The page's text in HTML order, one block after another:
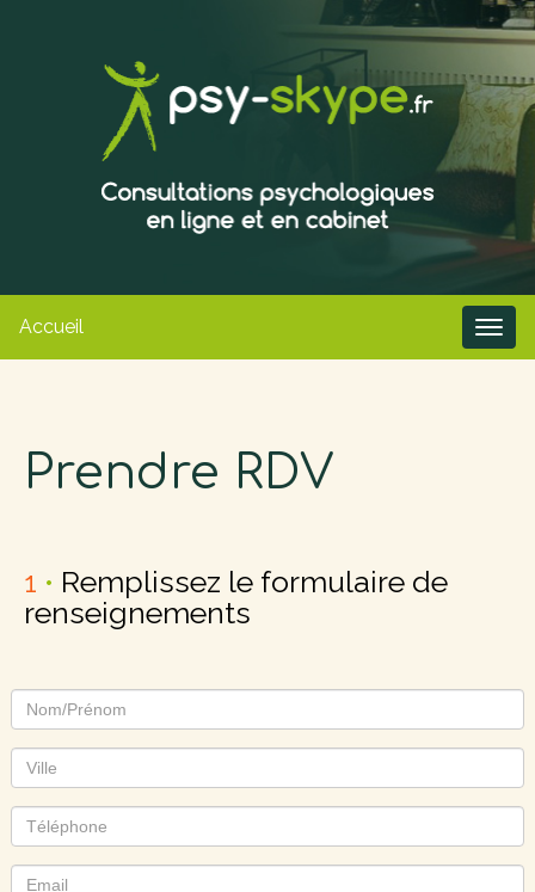
Accueil
Prendre RDV
1 • Remplissez le formulaire de
renseignements